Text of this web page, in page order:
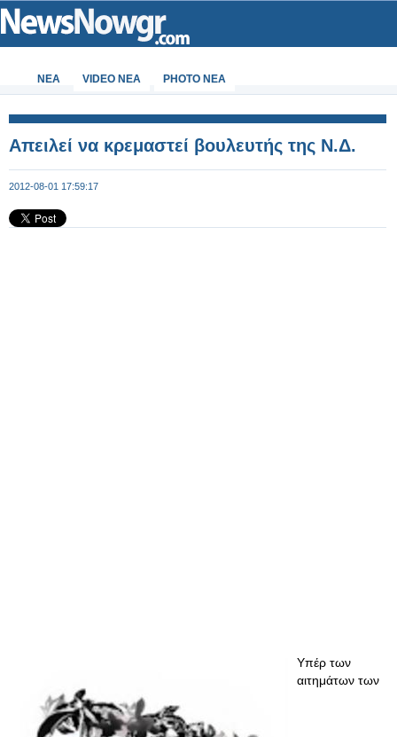
ΝΕΑ VIDEO NEA PHOTO NEA
Απειλεί να κρεμαστεί βουλευτής της Ν.Δ.
2012-08-01 17:59:17
Υπέρ των
αιτημάτων των